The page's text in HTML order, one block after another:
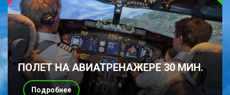
ПОЛЕТ НА АВИАТРЕНАЖЕРЕ 30 МИН.
Подробнее